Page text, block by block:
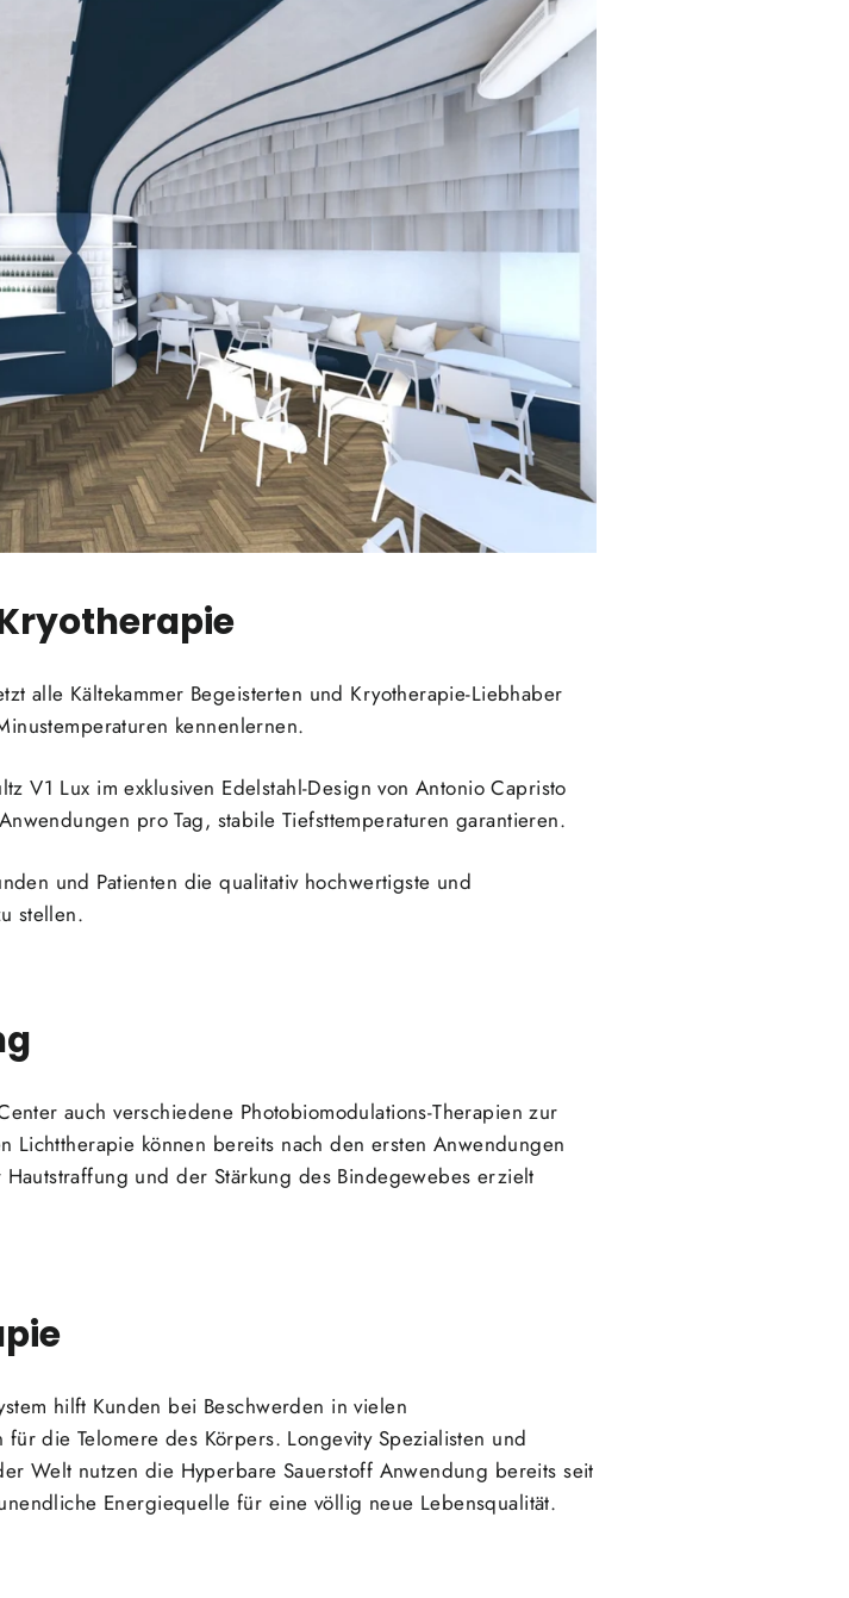
alle Kältekammer Begeisterten und Kryotherapie-Liebhaber
kennenlernen.
V1 Lux im exklusiven Edelstahl-Design von Antonio Capristo
pro Tag, stabile Tiefsttemperaturen garantieren.
und Patienten die qualitativ hochwertigste und
stellen.
auch verschiedene Photobiomodulations-Therapien zur
können bereits nach den ersten Anwendungen
und der Stärkung des Bindegewebes erzielt
hilft Kunden bei Beschwerden in vielen
die Telomere des Körpers. Longevity Spezialisten und
Welt nutzen die Hyperbare Sauerstoff Anwendung bereits seit
Energiequelle für eine völlig neue Lebensqualität.